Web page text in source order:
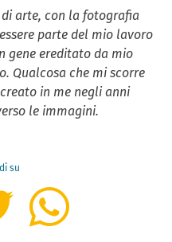
arte, con la fotografia
parte del mio lavoro
gene ereditato da mio
Qualcosa che mi scorre
in me negli anni
le immagini.
su